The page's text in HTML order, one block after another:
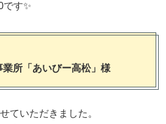
す✨
所「あいびー高松」様
ていただきました。